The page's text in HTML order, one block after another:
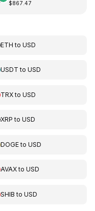
$867.47
ETH toUSD
USDT toUSD
TRXtoUSD
XRP toUSD
DOGEtoUSD
AVAXtoUSD
SHIB toUSD